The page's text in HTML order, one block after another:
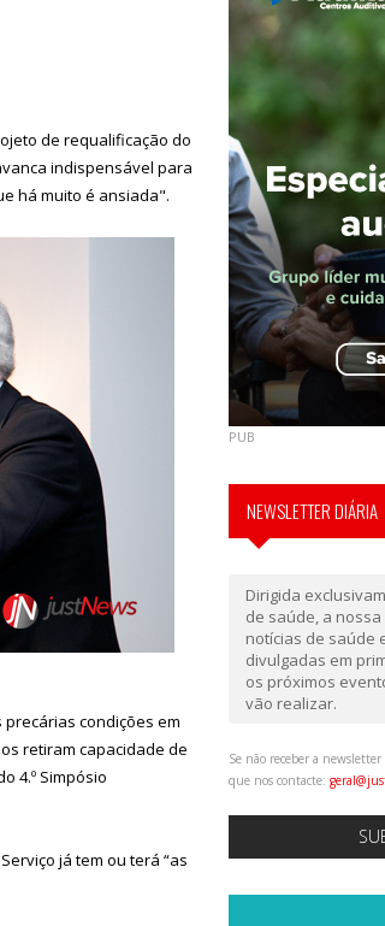
de requalificação do
indispensável para
há muito é ansiada".
condições em
retiram capacidade de
4.º Simpósio
já tem ou terá “as
PUB
NEWSLETTER DIÁRIA
Dirigida
de saúde, a
notícias de saúde
divulgadas em
os próximos
vão realizar.
Se não receber a
que nos contacte: